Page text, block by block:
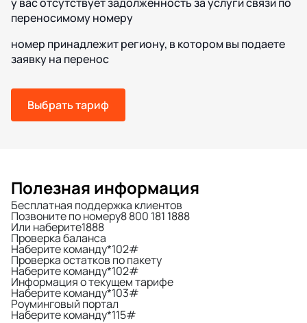
переносимому номеру
номер принадлежит региону, в котором вы подаете
заявку на перенос
Выбрать тариф
Полезная информация
Бесплатная поддержка клиентов
Позвоните по номеру8 800 181 1888
Или наберите1888
Проверка баланса
Наберите команду*102#
Проверка остатков по пакету
Наберите команду*102#
Информация о текущем тарифе
Наберите команду*103#
Роуминговый портал
Наберите команду*115#